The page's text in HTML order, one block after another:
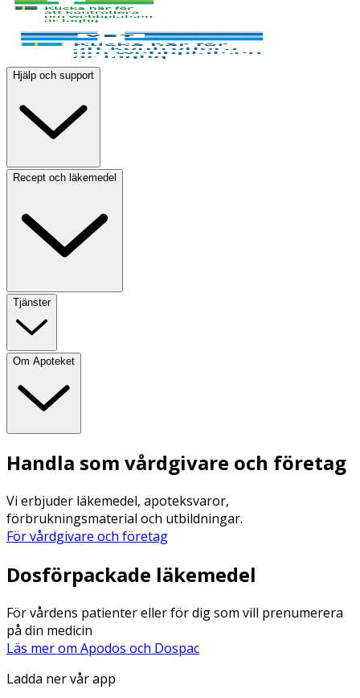
Hjälp och support
Recept och läkemedel
Tjänster
Om Apoteket
Handla som vårdgivare och företag
Vi erbjuder läkemedel, apoteksvaror,
förbrukningsmaterial och utbildningar.
För vårdgivare och företag
Dosförpackade läkemedel
För vårdens patienter eller för dig som vill prenumerera
på din medicin
Läs mer om Apodos och Dospac
Ladda ner vår app